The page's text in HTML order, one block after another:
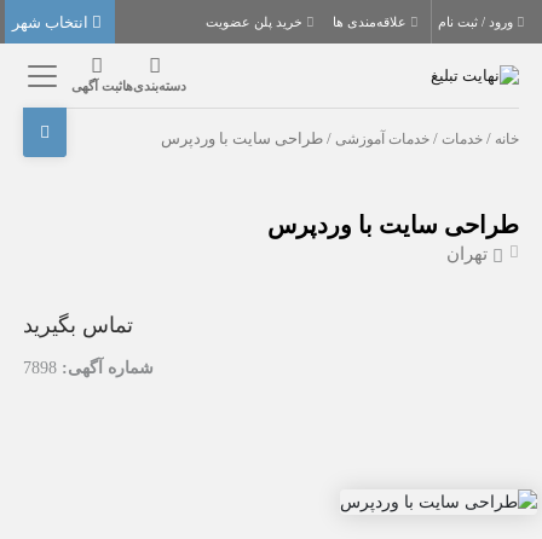
ورود / ثبت نام علاقه‌مندی ها خرید پلن عضویت
دسته‌بندی‌هاثبت آگهی
خانه /خدمات /خدمات آموزشی / طراحی سایت با وردپرس
طراحی سایت با وردپرس
تهران
تماس بگیرید
شماره آگهی: 7898